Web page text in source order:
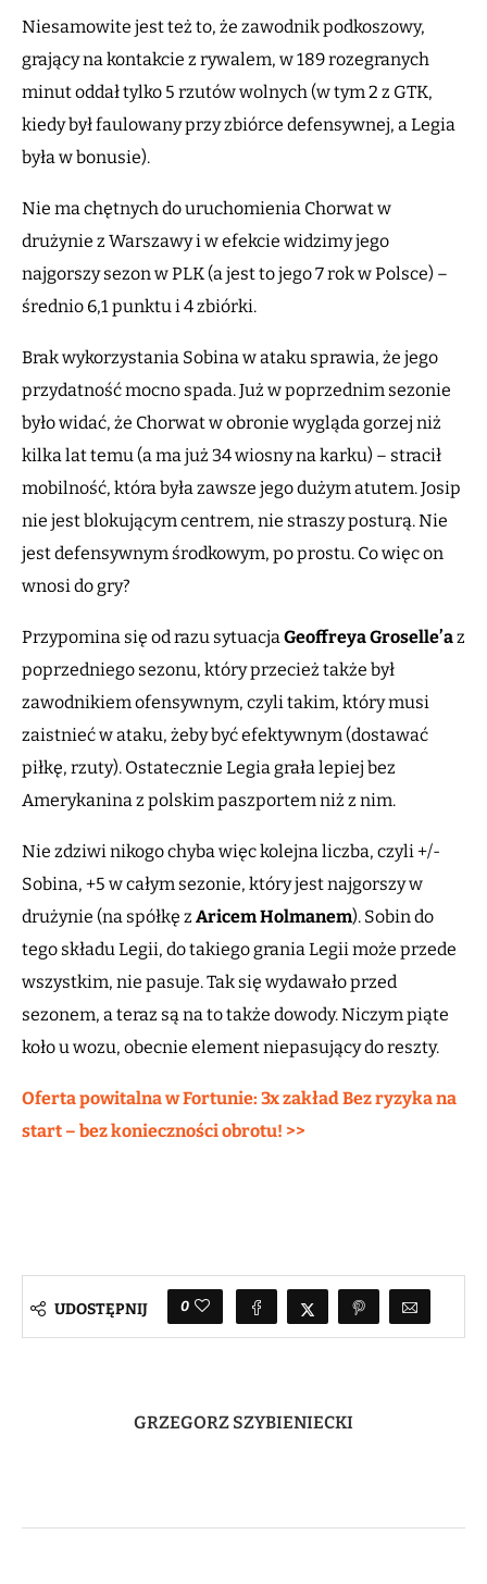
Niesamowite jest też to, że zawodnik podkoszowy,
grający na kontakcie z rywalem, w 189 rozegranych
minut oddał tylko 5 rzutów wolnych (w tym 2 z GTK,
kiedy był faulowany przy zbiórce defensywnej, a Legia
była w bonusie).
Nie ma chętnych do uruchomienia Chorwat w
drużynie z Warszawy i w efekcie widzimy jego
najgorszy sezon w PLK (a jest to jego 7 rok w Polsce) –
średnio 6,1 punktu i 4 zbiórki.
Brak wykorzystania Sobina w ataku sprawia, że jego
przydatność mocno spada. Już w poprzednim sezonie
było widać, że Chorwat w obronie wygląda gorzej niż
kilka lat temu (a ma już 34 wiosny na karku) – stracił
mobilność, która była zawsze jego dużym atutem. Josip
nie jest blokującym centrem, nie straszy posturą. Nie
jest defensywnym środkowym, po prostu. Co więc on
wnosi do gry?
Przypomina się od razu sytuacjaGeoffreya Groselle’az
poprzedniego sezonu, który przecież także był
zawodnikiem ofensywnym, czyli takim, który musi
zaistnieć w ataku, żeby być efektywnym (dostawać
piłkę, rzuty). Ostatecznie Legia grała lepiej bez
Amerykanina z polskim paszportem niż z nim.
Nie zdziwi nikogo chyba więc kolejna liczba, czyli +/-
Sobina, +5 w całym sezonie, który jest najgorszy w
drużynie (na spółkę z Aricem Holmanem). Sobin do
tego składu Legii, do takiego grania Legii może przede
wszystkim, nie pasuje. Tak się wydawało przed
sezonem, a teraz są na to także dowody. Niczym piąte
koło u wozu, obecnie element niepasujący do reszty.
Oferta powitalna w Fortunie: 3x zakład Bez ryzyka na
start – bez konieczności obrotu! >>
UDOSTĘPNIJ 0
GRZEGORZ SZYBIENIECKI